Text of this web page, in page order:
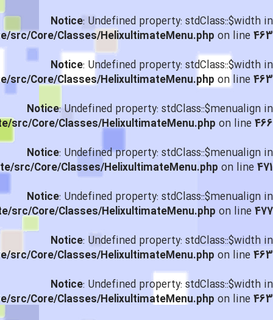
Notice: Undefined property: stdClass::$width in
src/Core/Classes/HelixultimateMenu.php on line463
Notice: Undefined property: stdClass::$width in
src/Core/Classes/HelixultimateMenu.php on line463
Notice: Undefined property: stdClass::$menualign in
src/Core/Classes/HelixultimateMenu.php on line466
Notice: Undefined property: stdClass::$menualign in
src/Core/Classes/HelixultimateMenu.php on line471
Notice: Undefined property: stdClass::$menualign in
src/Core/Classes/HelixultimateMenu.php on line477
Notice: Undefined property: stdClass::$width in
src/Core/Classes/HelixultimateMenu.php on line463
Notice: Undefined property: stdClass::$width in
src/Core/Classes/HelixultimateMenu.php on line463